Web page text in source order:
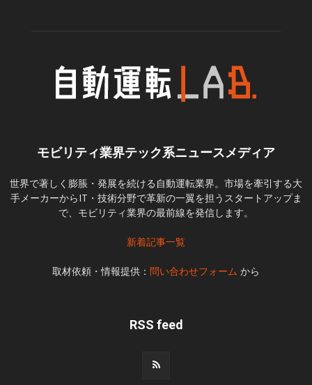
モビリティ業界テック系ニュースメディア
世界で著しく膨脹・発展を続ける自動運転業界。市場を牽引する大
手メーカーからIT・技術分野で革新の一翼を担うスタートアップま
で、モビリティ業界の最前線を発信します。
新着記事一覧
取材依頼・情報提供： 問い合わせフォーム から
RSS feed